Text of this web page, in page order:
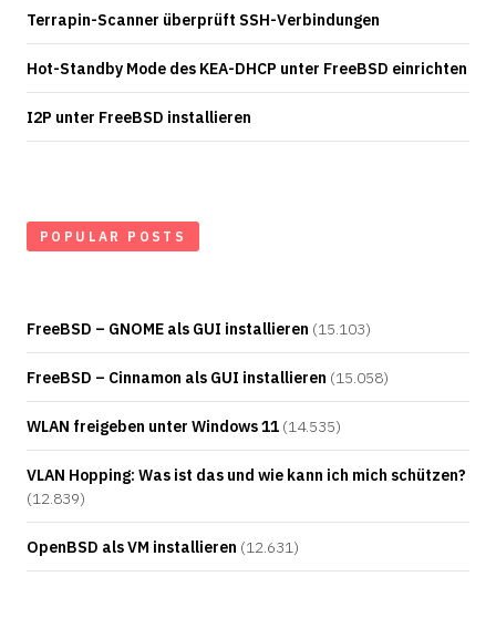
Terrapin-Scanner überprüft SSH-Verbindungen
Hot-Standby Mode des KEA-DHCP unter FreeBSD einrichten
I2P unter FreeBSD installieren
POPULAR POSTS
FreeBSD – GNOME als GUI installieren (15.103)
FreeBSD – Cinnamon als GUI installieren (15.058)
WLAN freigeben unter Windows 11 (14.535)
VLAN Hopping: Was ist das und wie kann ich mich schützen?
(12.839)
OpenBSD als VM installieren (12.631)